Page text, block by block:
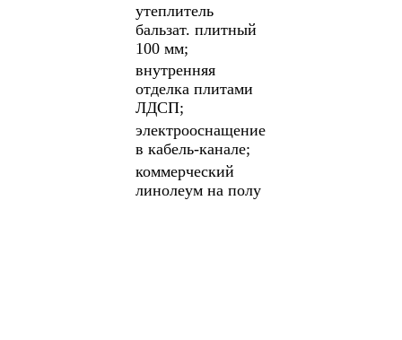
утеплитель
бальзат. плитный
100 мм;
внутренняя
отделка плитами
ЛДСП;
электрооснащение
в кабель-канале;
коммерческий
линолеум на полу